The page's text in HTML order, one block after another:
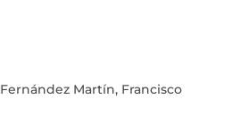
Fernández Martín, Francisco